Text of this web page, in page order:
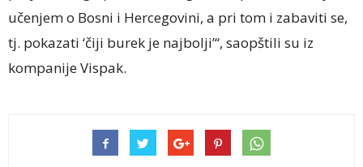
učenjem o Bosni i Hercegovini, a pri tom i zabaviti se,
tj. pokazati ‘čiji burek je najbolji’“, saopštili su iz
kompanije Vispak.